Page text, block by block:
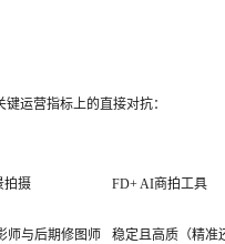
运营指标上的直接对抗：
拍摄 FD+ AI商拍工具
师与后期修图师
稳定且高质（精准